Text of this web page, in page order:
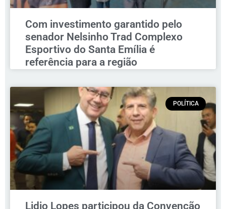
Com investimento garantido pelo
senador Nelsinho Trad Complexo
Esportivo do Santa Emília é
referência para a região
POLÍTICA
Lidio Lopes participou da Convenção